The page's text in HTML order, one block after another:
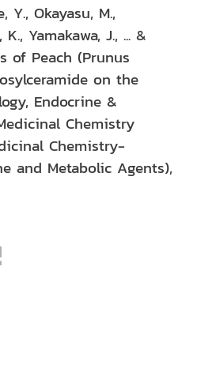
Y., Okayasu, M.,
Yamakawa, J., ... &
of Peach (Prunus
on the
Endocrine &
Chemistry
Chemistry-
and Metabolic Agents),